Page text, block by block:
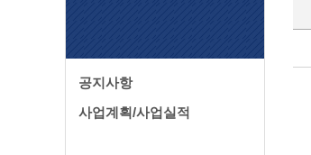
공지사항
사업계획/사업실적